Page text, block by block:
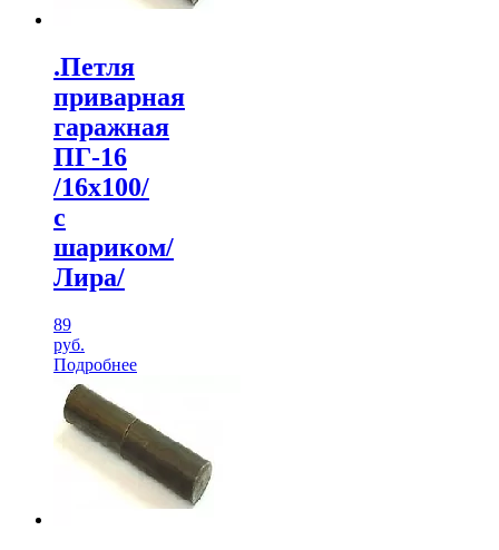
.Петля
приварная
гаражная
ПГ-16
/16х100/
с
шариком/
Лира/
89
руб.
Подробнее